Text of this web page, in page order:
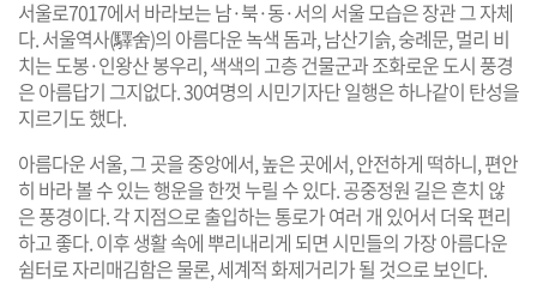
서울로7017에서 바라보는 남·북·동·서의 서울 모습은 장관 그 자체
다. 서울역사(驛舍)의 아름다운 녹색 돔과, 남산기슭, 숭례문, 멀리 비
치는 도봉·인왕산 봉우리, 색색의 고층 건물군과 조화로운 도시 풍경
은 아름답기 그지없다. 30여명의 시민기자단 일행은 하나같이 탄성을
지르기도 했다.
아름다운 서울, 그 곳을 중앙에서, 높은 곳에서, 안전하게 떡하니, 편안
히 바라 볼 수 있는 행운을 한껏 누릴 수 있다. 공중정원 길은 흔치 않
은 풍경이다. 각 지점으로 출입하는 통로가 여러 개 있어서 더욱 편리
하고 좋다. 이후 생활 속에 뿌리내리게 되면 시민들의 가장 아름다운
쉼터로 자리매김함은 물론, 세계적 화제거리가 될 것으로 보인다.